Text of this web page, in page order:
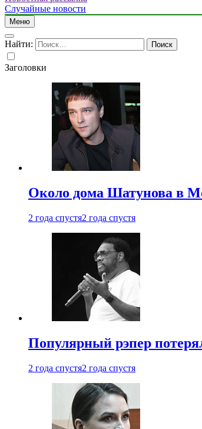
Случайные новости
Меню
Найти:
Заголовки
Около дома Шатунова в
2 года спустя2 года спустя
Популярный рэпер
2 года спустя2 года спустя